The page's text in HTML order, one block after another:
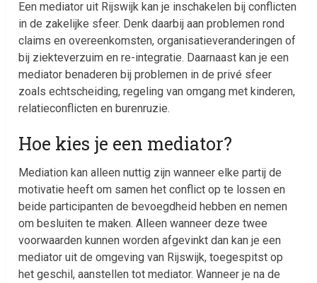
Een mediator uit Rijswijk kan je inschakelen bij conflicten
in de zakelijke sfeer. Denk daarbij aan problemen rond
claims en overeenkomsten, organisatieveranderingen of
bij ziekteverzuim en re-integratie. Daarnaast kan je een
mediator benaderen bij problemen in de privé sfeer
zoals echtscheiding, regeling van omgang met kinderen,
relatieconflicten en burenruzie.
Hoe kies je een mediator?
Mediation kan alleen nuttig zijn wanneer elke partij de
motivatie heeft om samen het conflict op te lossen en
beide participanten de bevoegdheid hebben en nemen
om besluiten te maken. Alleen wanneer deze twee
voorwaarden kunnen worden afgevinkt dan kan je een
mediator uit de omgeving van Rijswijk, toegespitst op
het geschil, aanstellen tot mediator. Wanneer je na de